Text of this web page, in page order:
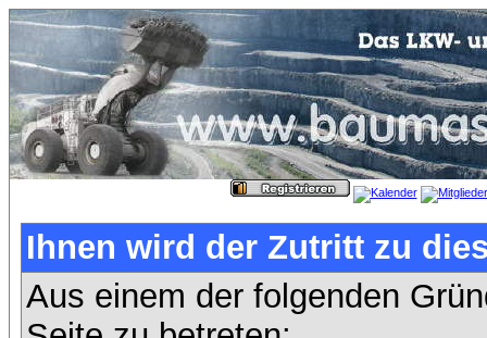
Ihnen wird der Zutritt zu
Aus einem der folgenden